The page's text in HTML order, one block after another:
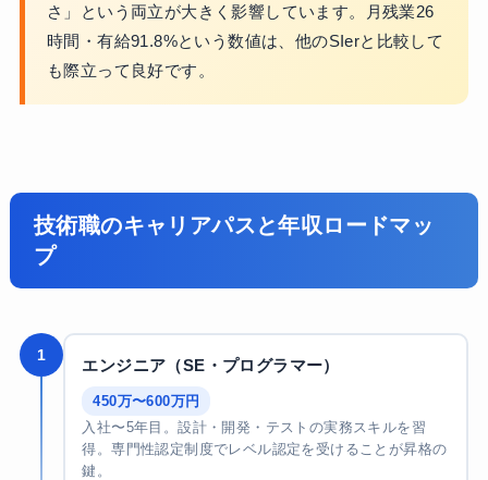
さ」という両立が大きく影響しています。月残業26
時間・有給91.8%という数値は、他のSIerと比較して
も際立って良好です。
技術職のキャリアパスと年収ロードマッ
プ
1
エンジニア（SE・プログラマー）
450万〜600万円
入社〜5年目。設計・開発・テストの実務スキルを習
得。専門性認定制度でレベル認定を受けることが昇格の
鍵。